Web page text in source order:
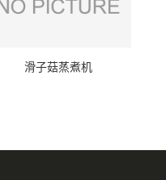
滑子菇蒸煮机